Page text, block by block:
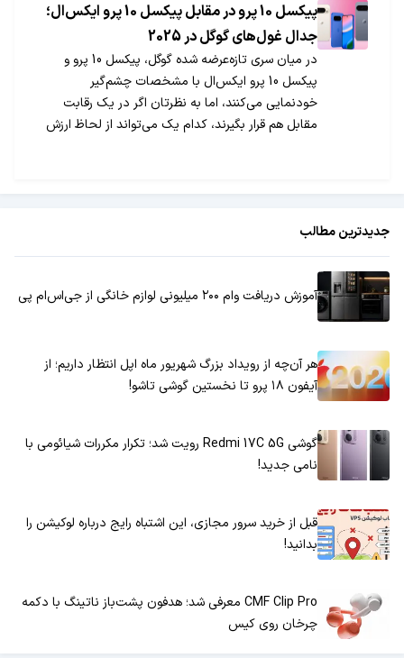
پیکسل 10 پرو در مقابل پیکسل 10 پرو ایکس‌ال؛
جدال غول‌های گوگل در 2025
در میان سری تازه‌عرضه شده گوگل، پیکسل 10 پرو و
پیکسل 10 پرو ایکس‌ال با مشخصات چشم‌گیر
خودنمایی می‌کنند، اما به نظرتان اگر در یک رقابت
مقابل هم قرار بگیرند، کدام یک می‌تواند از لحاظ ارزش
جدیدترین مطالب
آموزش دریافت وام ۲۰۰ میلیونی لوازم خانگی از جی‌اس‌ام پی
هر آن‌چه از رویداد بزرگ شهریور ماه اپل انتظار داریم؛ از
آیفون ۱۸ پرو تا نخستین گوشی تاشو!
گوشی Redmi 17C 5G رویت شد؛ تکرار مکررات شیائومی با
نامی جدید!
قبل از خرید سرور مجازی، این اشتباه رایج درباره لوکیشن را
بدانید!
CMF Clip Pro معرفی شد؛ هدفون پشت‌باز ناتینگ با دکمه
چرخان روی کیس